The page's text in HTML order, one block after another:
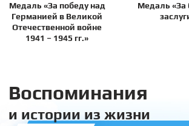
Медаль «За победу над
Германией в Великой
Отечественной войне
1941 – 1945 гг.»
Медаль «За
Воспоминания
и истории из жизни